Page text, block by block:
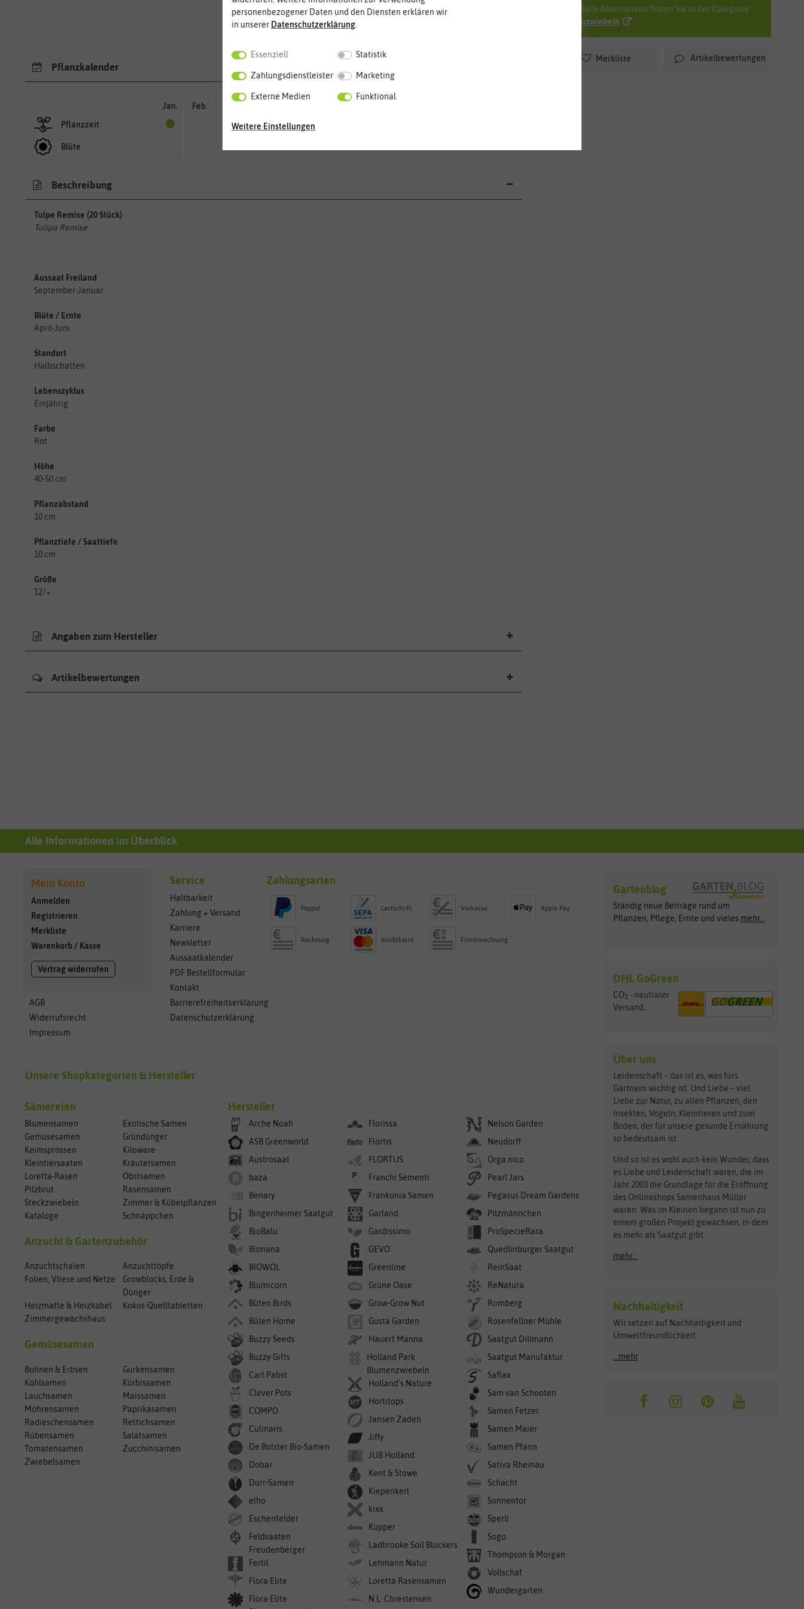
Viele tolle Alternativen finden Sie in der Kategorie:
Tulpenzwiebeln
Merkliste Artikelbewertungen
Pflanzkalender
Pflanzzeit
Blüte
Jan. Feb.
Beschreibung
Tulpe Remise (20 Stück)
Tulipa Remise
Aussaat Freiland
September-Januar
Blüte / Ernte
April-Juni
Standort
Halbschatten
Lebenszyklus
Einjährig
Farbe
Rot
Höhe
40-50 cm
Pflanzabstand
10 cm
Pflanztiefe / Saattiefe
10 cm
Größe
12/+
Angaben zum Hersteller
Artikelbewertungen
Alle Informationen im Überblick
Mein Konto
Anmelden
Registrieren
Merkliste
Warenkorb / Kasse
Vertrag widerrufen
AGB
Widerrufsrecht
Impressum
Service
Haltbarkeit
Zahlung + Versand
Karriere
Newsletter
Aussaatkalender
PDF Bestellformular
Kontakt
Barrierefreiheitserklärung
Datenschutzerklärung
Zahlungsarten
Paypal Lastschrift Vorkasse Apple Pay
Rechnung Kreditkarte Firmenrechnung
Unsere Shopkategorien & Hersteller
Sämereien
Blumensamen
Exotische Samen
Gemüsesamen
Gründünger
Keimsprossen
Kiloware
Kleintiersaaten
Kräutersamen
Loretta-Rasen
Obstsamen
Pilzbrut
Rasensamen
Steckzwiebeln
Zimmer & Kübelpflanzen
Kataloge
Schnäppchen
Anzucht & Gartenzubehör
Anzuchtschalen
Anzuchttöpfe
Folien, Vliese und Netze
Growblocks, Erde &
Dünger
Heizmatte & Heizkabel
Kokos-Quelltabletten
Zimmergewächshaus
Gemüsesamen
Bohnen & Erbsen
Gurkensamen
Kohlsamen
Kürbissamen
Lauchsamen
Maissamen
Möhrensamen
Paprikasamen
Radieschensamen
Rettichsamen
Rübensamen
Salatsamen
Tomatensamen
Zucchinisamen
Zwiebelsamen
Hersteller
Arche Noah
ASB Greenworld
Austrosaat
baza
Benary
Bingenheimer Saatgut
BioBalu
Bionana
BIOWOL
Blumicorn
Bûten Birds
Bûten Home
Buzzy Seeds
Buzzy Gifts
Carl Pabst
Clever Pots
COMPO
Culinaris
De Bolster Bio-Samen
Dobar
Dürr-Samen
elho
Eschenfelder
Feldsaaten
Freudenberger
Fertil
Flora Elite
Flora Elite
Florissa
Flortis
FLORTUS
Franchi Sementi
Frankonia Samen
Garland
Gardissimo
GEVO
Greenline
Grüne Oase
Grow-Grow Nut
Gusta Garden
Hauert Manna
Holland Park
Blumenzwiebeln
Holland's Nature
Hortitops
Jansen Zaden
Jiffy
JUB Holland
Kent & Stowe
Kiepenkerl
kixx
Küpper
Ladbrooke Soil Blockers
Lehmann Natur
Loretta Rasensamen
N.L. Chrestensen
Nelson Garden
Neudorff
Orga.nico
Pearl Jars
Pegasus Dream Gardens
Pilzmännchen
ProSpecieRara
Quedlinburger Saatgut
ReinSaat
ReNatura
Romberg
Rosenfellner Mühle
Saatgut Dillmann
Saatgut Manufaktur
Saflax
Sam van Schooten
Samen Fetzer
Samen Maier
Samen Pfann
Sativa Rheinau
Schacht
Sonnentor
Sperli
Sogo
Thompson & Morgan
Vollschaf
Wundergarten
Gartenblog
Ständig neue Beiträge rund um
Pflanzen, Pflege, Ernte und vieles mehr...
DHL GoGreen
CO2 - neutraler
Versand...
Über uns
Leidenschaft – das ist es, was fürs
Gärtnern wichtig ist. Und Liebe – viel
Liebe zur Natur, zu allen Pflanzen, den
Insekten, Vögeln, Kleintieren und zum
Boden, der für unsere gesunde Ernährung
so bedeutsam ist.
Und so ist es wohl auch kein Wunder, dass
es Liebe und Leidenschaft waren, die im
Jahr 2003 die Grundlage für die Eröffnung
des Onlineshops Samenhaus Müller
waren. Was im Kleinen begann ist nun zu
einem großen Projekt gewachsen, in dem
es mehr als Saatgut gibt.
mehr...
Nachhaltigkeit
Wir setzen auf Nachhaltigkeit und
Umweltfreundlichkeit.
...mehr
personenbezogener Daten und den Diensten erklären wir
in unserer Daten­schutz­erklärung.
Essenziell Statistik
Zahlungsdienstleister Marketing
Externe Medien Funktional
Weitere Einstellungen